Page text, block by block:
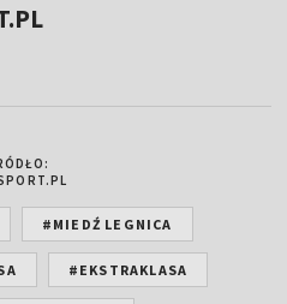
#MIEDŹ LEGNICA
#EKSTRAKLASA